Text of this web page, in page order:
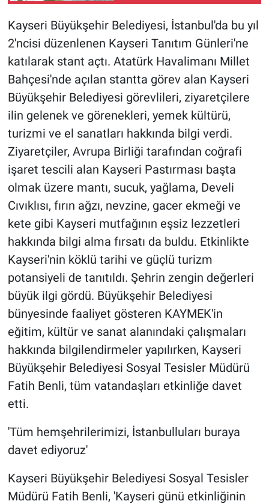
Kayseri Büyükşehir Belediyesi, İstanbul'da bu yıl
2'ncisi düzenlenen Kayseri Tanıtım Günleri'ne
katılarak stant açtı. Atatürk Havalimanı Millet
Bahçesi'nde açılan stantta görev alan Kayseri
Büyükşehir Belediyesi görevlileri, ziyaretçilere
ilin gelenek ve görenekleri, yemek kültürü,
turizmi ve el sanatları hakkında bilgi verdi.
Ziyaretçiler, Avrupa Birliği tarafından coğrafi
işaret tescili alan Kayseri Pastırması başta
olmak üzere mantı, sucuk, yağlama, Develi
Cıvıklısı, fırın ağzı, nevzine, gacer ekmeği ve
kete gibi Kayseri mutfağının eşsiz lezzetleri
hakkında bilgi alma fırsatı da buldu. Etkinlikte
Kayseri'nin köklü tarihi ve güçlü turizm
potansiyeli de tanıtıldı. Şehrin zengin değerleri
büyük ilgi gördü. Büyükşehir Belediyesi
bünyesinde faaliyet gösteren KAYMEK'in
eğitim, kültür ve sanat alanındaki çalışmaları
hakkında bilgilendirmeler yapılırken, Kayseri
Büyükşehir Belediyesi Sosyal Tesisler Müdürü
Fatih Benli, tüm vatandaşları etkinliğe davet
etti.
'Tüm hemşehrilerimizi, İstanbulluları buraya
davet ediyoruz'
Kayseri Büyükşehir Belediyesi Sosyal Tesisler
Müdürü Fatih Benli, 'Kayseri günü etkinliğinin